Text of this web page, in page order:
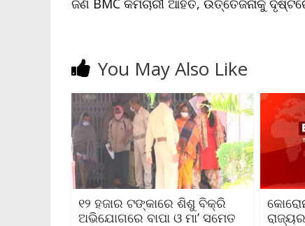
ଜଣ BMC କର୍ମଚାରୀ ଆହତ, ଉତ୍ତେଜନାକୁ
You May Also Like
୧୨ ହଜାର ଟଙ୍କାରେ ଶିଶୁ ବିକ୍ରି
ଅଭିଯୋଗରେ ବାପା ଓ ମା’ ସମେତ